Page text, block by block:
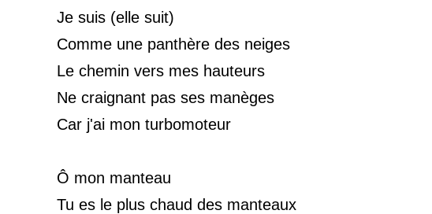
Je suis (elle suit)
Comme une panthère des neiges
Le chemin vers mes hauteurs
Ne craignant pas ses manèges
Car j'ai mon turbomoteur
Ô mon manteau
Tu es le plus chaud des manteaux